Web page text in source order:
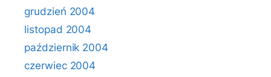
grudzień 2004
listopad 2004
październik 2004
czerwiec 2004